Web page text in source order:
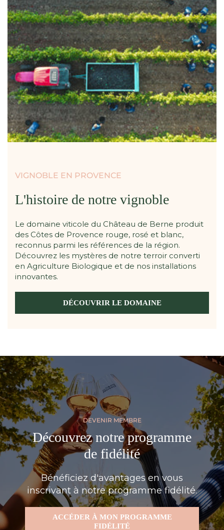
VIGNOBLE EN PROVENCE
L'histoire de notre vignoble
Le domaine viticole du Château de Berne produit
des Côtes de Provence rouge, rosé et blanc,
reconnus parmi les références de la région.
Découvrez les mystères de notre terroir converti
en Agriculture Biologique et de nos installations
innovantes.
DÉCOUVRIR LE DOMAINE
DEVENIR MEMBRE
Découvrez notre programme
de fidélité
Bénéficiez d'avantages en vous
inscrivant à notre programme fidélité.
ACCÉDER À MON PROGRAMME
FIDÉLITÉ